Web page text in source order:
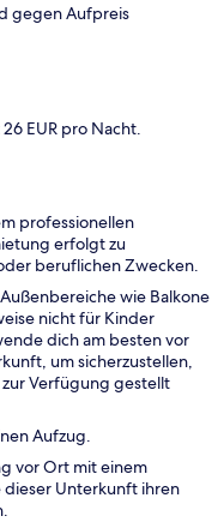
gegen Aufpreis
EUR pro Nacht.
professionellen
erfolgt zu
beruflichen Zwecken.
wie Balkone
nicht für Kinder
dich am besten vor
um sicherzustellen,
Verfügung gestellt
Aufzug.
vor Ort mit einem
dieser Unterkunft ihren